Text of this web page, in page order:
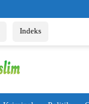
Indeks